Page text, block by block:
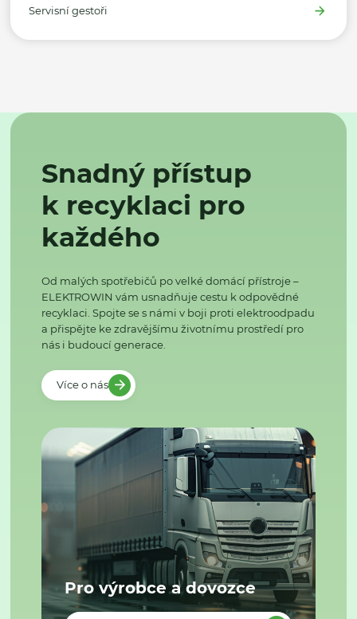
Servisní gestoři
Snadný přístup
k recyklaci pro
každého
Od malých spotřebičů po velké domácí přístroje –
ELEKTROWIN vám usnadňuje cestu k odpovědné
recyklaci. Spojte se s námi v boji proti elektroodpadu
a přispějte ke zdravějšímu životnímu prostředí pro
nás i budoucí generace.
Více o nás
Pro výrobce a dovozce